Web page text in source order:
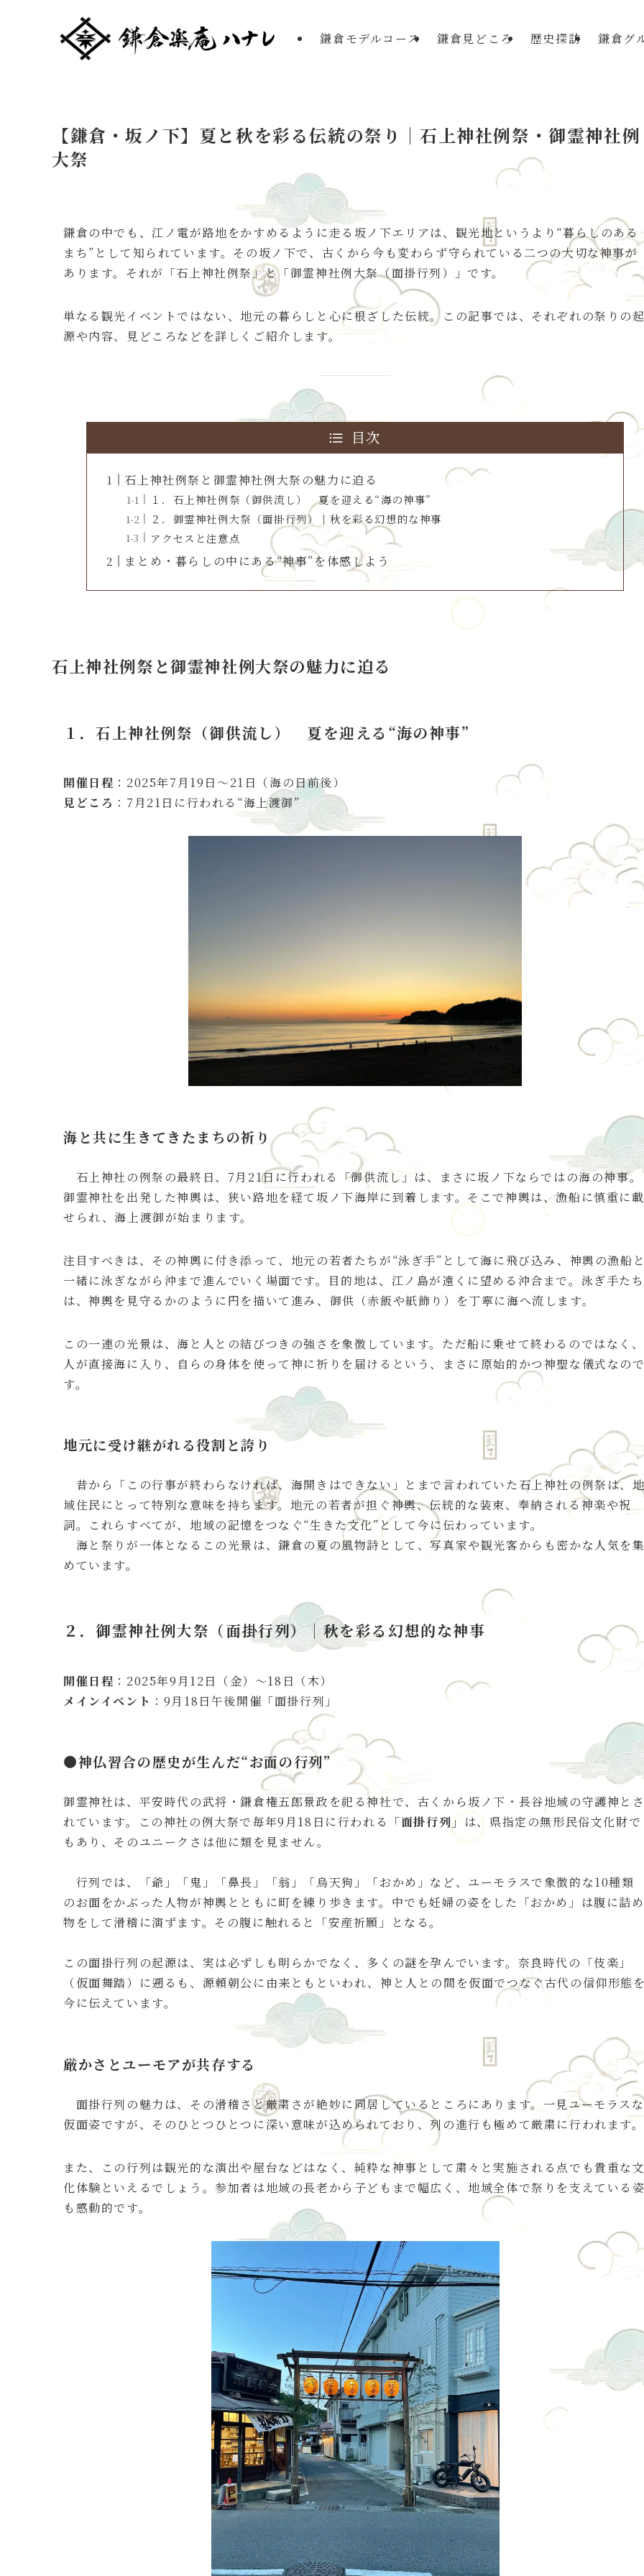
鎌倉モデルコース 鎌倉見どころ 歴史探訪 鎌倉グ
【鎌倉・坂ノ下】夏と秋を彩る伝統の祭り｜石上神社例祭・御霊神社例
大祭
鎌倉の中でも、江ノ電が路地をかすめるように走る坂ノ下エリアは、観光地というより“暮らしのある
まち”として知られています。その坂ノ下で、古くから今も変わらず守られている二つの大切な神事が
あります。それが「石上神社例祭」と「御霊神社例大祭（面掛行列）」です。
単なる観光イベントではない、地元の暮らしと心に根ざした伝統。この記事では、それぞれの祭りの
源や内容、見どころなどを詳しくご紹介します。
目次
石上神社例祭と御霊神社例大祭の魅力に迫る
１．石上神社例祭（御供流し） 夏を迎える“海の神事”
２．御霊神社例大祭（面掛行列）｜秋を彩る幻想的な神事
アクセスと注意点
まとめ・暮らしの中にある“神事”を体感しよう
石上神社例祭と御霊神社例大祭の魅力に迫る
１．石上神社例祭（御供流し） 夏を迎える“海の神事”
開催日程 ：2025年7月19日〜21日（海の日前後）
見どころ ：7月21日に行われる“海上渡御”
海と共に生きてきたまちの祈り
石上神社の例祭の最終日、7月21日に行われる「御供流し」は、まさに坂ノ下ならではの海の神事。
御霊神社を出発した神輿は、狭い路地を経て坂ノ下海岸に到着します。そこで神輿は、漁船に慎重に載
せられ、海上渡御が始まります。
注目すべきは、その神輿に付き添って、地元の若者たちが“泳ぎ手”として海に飛び込み、神輿の漁船
一緒に泳ぎながら沖まで進んでいく場面です。目的地は、江ノ島が遠くに望める沖合まで。泳ぎ手たち
は、神輿を見守るかのように円を描いて進み、御供（赤飯や紙飾り）を丁寧に海へ流します。
この一連の光景は、海と人との結びつきの強さを象徴しています。ただ船に乗せて終わるのではなく、
人が直接海に入り、自らの身体を使って神に祈りを届けるという、まさに原始的かつ神聖な儀式なの
す。
地元に受け継がれる役割と誇り
昔から「この行事が終わらなければ、海開きはできない」とまで言われていた石上神社の例祭は、
域住民にとって特別な意味を持ちます。地元の若者が担ぐ神輿、伝統的な装束、奉納される神楽や祝
詞。これらすべてが、地域の記憶をつなぐ“生きた文化”として今に伝わっています。
海と祭りが一体となるこの光景は、鎌倉の夏の風物詩として、写真家や観光客からも密かな人気を
めています。
２．御霊神社例大祭（面掛行列）｜秋を彩る幻想的な神事
開催日程 ：2025年9月12日（金）〜18日（木）
メインイベント ：9月18日午後開催「面掛行列」
●神仏習合の歴史が生んだ“お面の行列”
御霊神社は、平安時代の武将・鎌倉権五郎景政を祀る神社で、古くから坂ノ下・長谷地域の守護神と
れています。この神社の例大祭で毎年9月18日に行われる
「面掛行列」 は、県指定の無形民俗文化財で
もあり、そのユニークさは他に類を見ません。
行列では、「爺」「鬼」「鼻長」「翁」「烏天狗」「おかめ」など、ユーモラスで象徴的な10種類
のお面をかぶった人物が神輿とともに町を練り歩きます。中でも妊婦の姿をした「おかめ」は腹に詰め
物をして滑稽に演ずます。その腹に触れると「安産祈願」となる。
この面掛行列の起源は、実は必ずしも明らかでなく、多くの謎を孕んでいます。奈良時代の「伎楽」
（仮面舞踏）に遡るも、源頼朝公に由来ともといわれ、神と人との間を仮面でつなぐ古代の信仰形態
今に伝えています。
厳かさとユーモアが共存する
面掛行列の魅力は、その滑稽さと厳粛さが絶妙に同居しているところにあります。一見ユーモラスな
仮面姿ですが、そのひとつひとつに深い意味が込められており、列の進行も極めて厳粛に行われます。
また、この行列は観光的な演出や屋台などはなく、純粋な神事として粛々と実施される点でも貴重な
化体験といえるでしょう。参加者は地域の長老から子どもまで幅広く、地域全体で祭りを支えている
も感動的です。